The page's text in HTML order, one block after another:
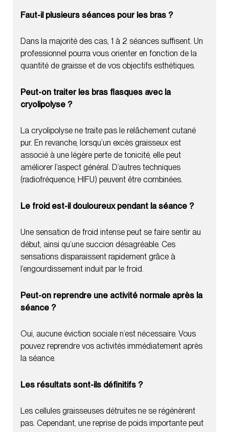
Faut-il plusieurs séances pour les bras ?
Dans la majorité des cas, 1 à 2 séances suffisent. Un
professionnel pourra vous orienter en fonction de la
quantité de graisse et de vos objectifs esthétiques.
Peut-on traiter les bras flasques avec la
cryolipolyse ?
La cryolipolyse ne traite pas le relâchement cutané
pur. En revanche, lorsqu’un excès graisseux est
associé à une légère perte de tonicité, elle peut
améliorer l’aspect général. D’autres techniques
(radiofréquence, HIFU) peuvent être combinées.
Le froid est-il douloureux pendant la séance ?
Une sensation de froid intense peut se faire sentir au
début, ainsi qu’une succion désagréable. Ces
sensations disparaissent rapidement grâce à
l’engourdissement induit par le froid.
Peut-on reprendre une activité normale après la
séance ?
Oui, aucune éviction sociale n’est nécessaire. Vous
pouvez reprendre vos activités immédiatement après
la séance.
Les résultats sont-ils définitifs ?
Les cellules graisseuses détruites ne se régénèrent
pas. Cependant, une reprise de poids importante peut